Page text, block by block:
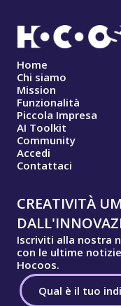
Home
Chi siamo
Mission
Funzionalità
Piccola Impresa
AI Toolkit
Community
Accedi
Contattaci
CREATIVITÀ
Iscriviti alla nostra
con le ultime
Hocoos.